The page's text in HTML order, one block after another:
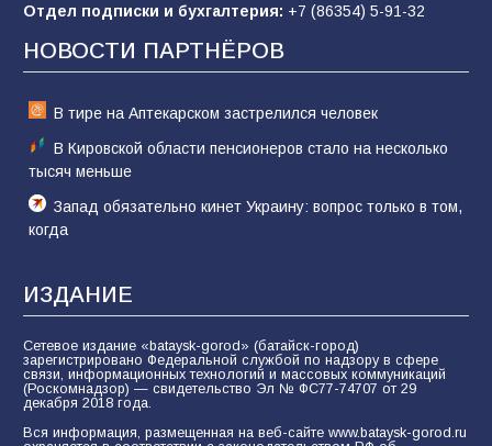
Морской квест в детском саду: как
воспитанники спасали Нептуна
74 01.08.2026
Отдел подписки и бухгалтерия: +7 (86354) 5-91-32
НОВОСТИ ПАРТНЁРОВ
В тире на Аптекарском застрелился человек
В Кировской области пенсионеров стало на несколько
тысяч меньше
Запад обязательно кинет Украину: вопрос только в том,
когда
ИЗДАНИЕ
Сетевое издание «bataysk-gorod» (батайск-город)
зарегистрировано Федеральной службой по надзору в сфере
связи, информационных технологий и массовых коммуникаций
(Роскомнадзор) — свидетельство Эл № ФС77-74707 от 29
декабря 2018 года.
Вся информация, размещенная на веб-сайте www.bataysk-gorod.ru